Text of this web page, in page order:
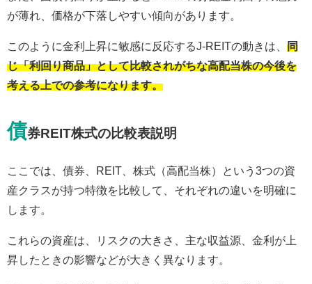
が薄れ、価格が下落しやすい傾向があります。
このように金利上昇に敏感に反応するJ-REITの動きは、 同
じ「利回り商品」として比較されがちな高配当株の今後を
考える上での参考になります。
債券REIT株式の比較表説明
ここでは、債券、REIT、株式（高配当株）という3つの資
産クラスが持つ特徴を比較して、それぞれの違いを明確に
します。
これらの資産は、リスクの大きさ、主な収益源、金利が上
昇したときの影響などが大きく異なります。